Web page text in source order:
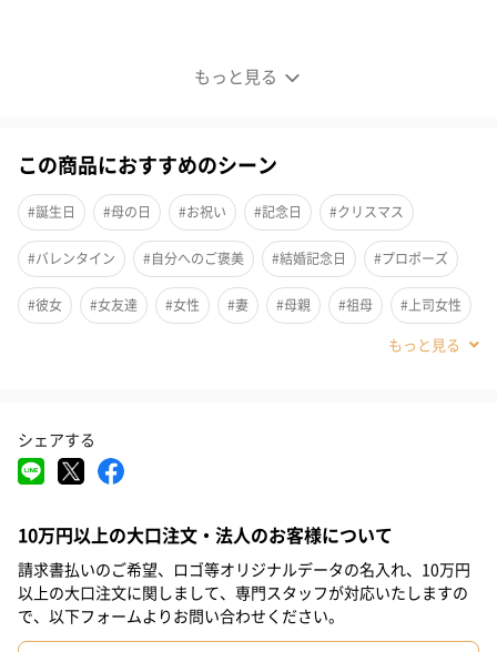
もっと見る
な流線型がすっきり美しいデザイン。金属アレルギーを引き起こ
2カラーからお選びいただけます
「D＆X LONDON（ディーアンドエックスエックスロンド
ブラントについて
デザイン性とエラガントを併せて持ったブランド「D＆X
この商品におすすめのシーン
#誕生日 #母の日 #お祝い #記念日 #クリスマス
#バレンタイン #自分へのご褒美 #結婚記念日 #プロポーズ
#彼女 #女友達 #女性 #妻 #母親 #祖母 #上司女性
#30代 #40代
シェアする
10万円以上の大口注文・法人のお客様について
請求書払いのご希望、ロゴ等オリジナルデータの名入れ、10万円
以上の大口注文に関しまして、専門スタッフが対応いたしますの
で、以下フォームよりお問い合わせください。